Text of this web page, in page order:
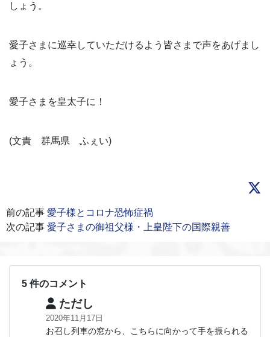
しょう。
愛子さまに巡幸していただけるよう皆さまで声をあげまし
ょう。
愛子さまを皇太子に！
(文責 群馬県 ふぇい)
前の記事 愛子様とコロナ恐怖症禍
次の記事 愛子さまの御祖父様・上皇陛下の国際親善
5 件のコメント
ただし
2020年11月17日
お召し列車の窓から、こちらに向かって手を振られる